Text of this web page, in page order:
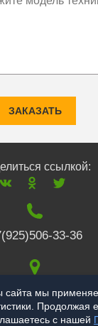
ЗАКАЗАТЬ
ссылкой:
33-36
,г. Москва,
ш., 132
сайта мы
Продолжая
с нашей